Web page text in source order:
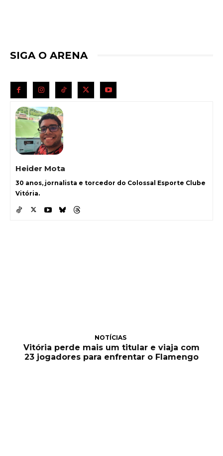
SIGA O ARENA
Heider Mota
30 anos, jornalista e torcedor do Colossal Esporte Clube
Vitória.
NOTÍCIAS
Vitória perde mais um titular e viaja com
23 jogadores para enfrentar o Flamengo